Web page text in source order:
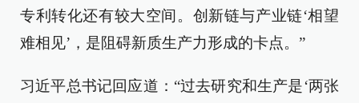
专利转化还有较大空间。创新链与产业链‘相望
难相见’，是阻碍新质生产力形成的卡点。”
习近平总书记回应道：“过去研究和生产是‘两张